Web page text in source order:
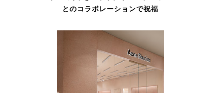
とのコラボレーションで祝福